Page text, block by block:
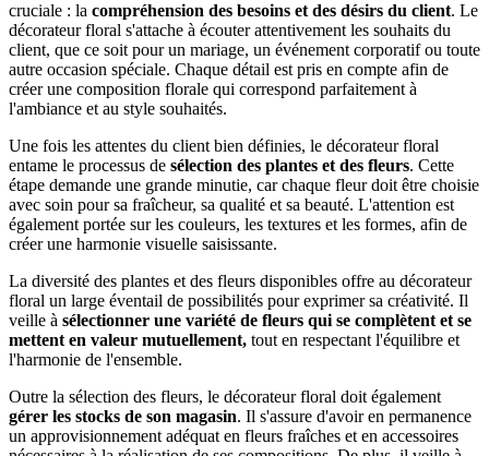
cruciale : la compréhension des besoins et des désirs du client. Le
décorateur floral s'attache à écouter attentivement les souhaits du
client, que ce soit pour un mariage, un événement corporatif ou toute
autre occasion spéciale. Chaque détail est pris en compte afin de
créer une composition florale qui correspond parfaitement à
l'ambiance et au style souhaités.
Une fois les attentes du client bien définies, le décorateur floral
entame le processus de sélection des plantes et des fleurs. Cette
étape demande une grande minutie, car chaque fleur doit être choisie
avec soin pour sa fraîcheur, sa qualité et sa beauté. L'attention est
également portée sur les couleurs, les textures et les formes, afin de
créer une harmonie visuelle saisissante.
La diversité des plantes et des fleurs disponibles offre au décorateur
floral un large éventail de possibilités pour exprimer sa créativité. Il
veille à sélectionner une variété de fleurs qui se complètent et se
mettent en valeur mutuellement, tout en respectant l'équilibre et
l'harmonie de l'ensemble.
Outre la sélection des fleurs, le décorateur floral doit également
gérer les stocks de son magasin. Il s'assure d'avoir en permanence
un approvisionnement adéquat en fleurs fraîches et en accessoires